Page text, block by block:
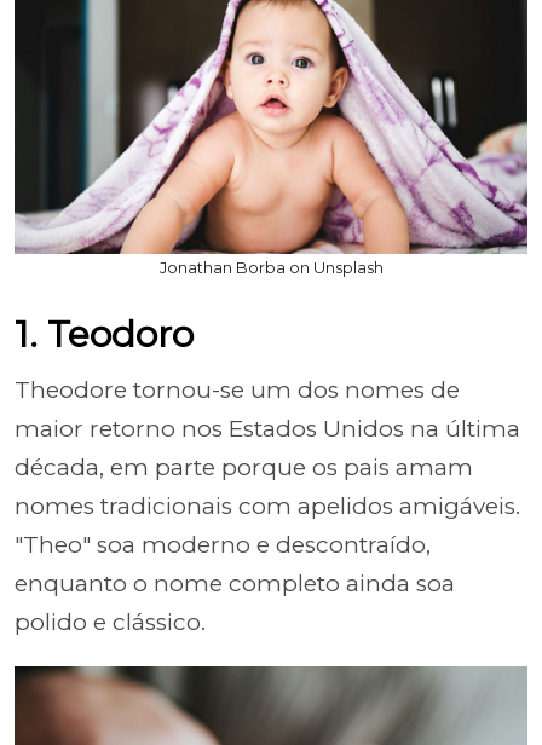
Jonathan Borba on Unsplash
1. Teodoro
Theodore tornou-se um dos nomes de
maior retorno nos Estados Unidos na última
década, em parte porque os pais amam
nomes tradicionais com apelidos amigáveis.
"Theo" soa moderno e descontraído,
enquanto o nome completo ainda soa
polido e clássico.